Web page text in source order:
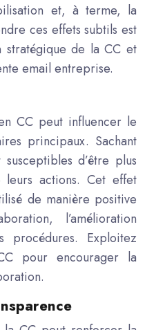
et, à terme, la
ces effets subtils est
stratégique de la CC et
email entreprise.
CC peut influencer le
principaux. Sachant
d’être plus
leurs actions. Cet effet
de manière positive
l’amélioration
Exploitez
pour encourager la